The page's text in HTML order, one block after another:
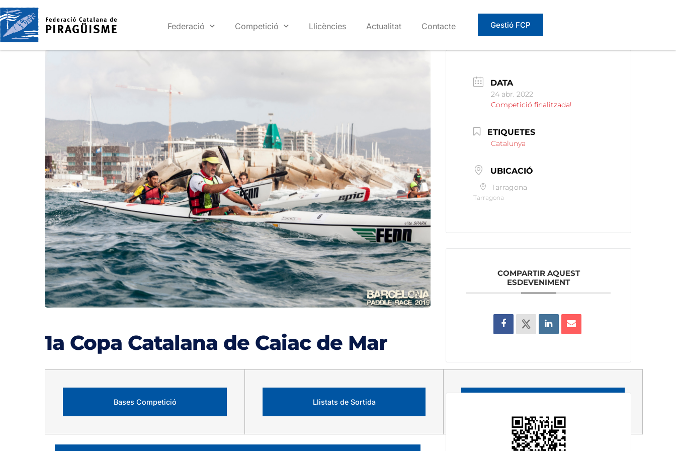
Federació Competició Llicències Actualitat Contacte Gestió FCP
1a Copa Catalana de Caiac de Mar
Bases Competició Llistats de Sortida
DATA
24 abr. 2022
Competició finalitzada!
ETIQUETES
Catalunya
UBICACIÓ
Tarragona
Tarragona
COMPARTIR AQUEST
ESDEVENIMENT